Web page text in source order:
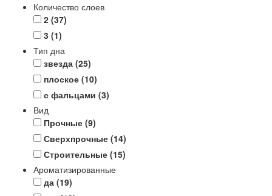
Количество слоев
2 (37)
3 (1)
Тип дна
звезда (25)
плоское (10)
с фальцами (3)
Вид
Прочные (9)
Сверхпрочные (14)
Строительные (15)
Ароматизированные
да (19)